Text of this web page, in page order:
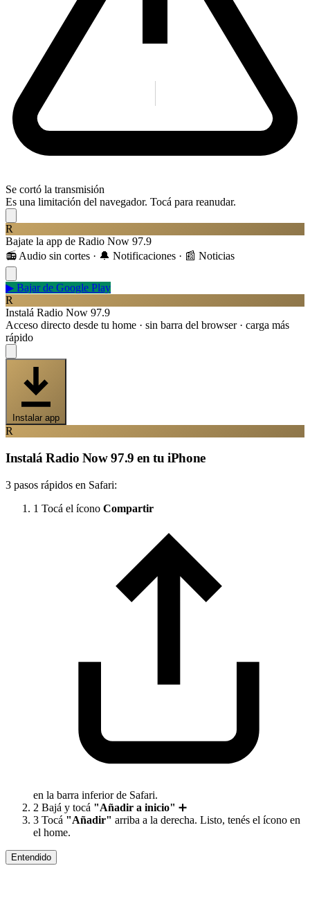
Se cortó la transmisión
Es una limitación del navegador. Tocá para reanudar.
R
Bajate la app de Radio Now 97.9
📻 Audio sin cortes · 🔔 Notificaciones · 📰 Noticias
▶ Bajar de Google Play
R
Instalá Radio Now 97.9
Acceso directo desde tu home · sin barra del browser · carga más
rápido
Instalar app
R
Instalá Radio Now 97.9 en tu iPhone
3 pasos rápidos en Safari:
1 Tocá el ícono Compartir
en la barra inferior de Safari.
2 Bajá y tocá "Añadir a inicio" ➕
3 Tocá "Añadir" arriba a la derecha. Listo, tenés el ícono en
el home.
Entendido